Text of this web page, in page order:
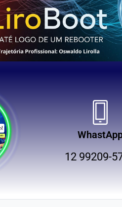
12 99209-